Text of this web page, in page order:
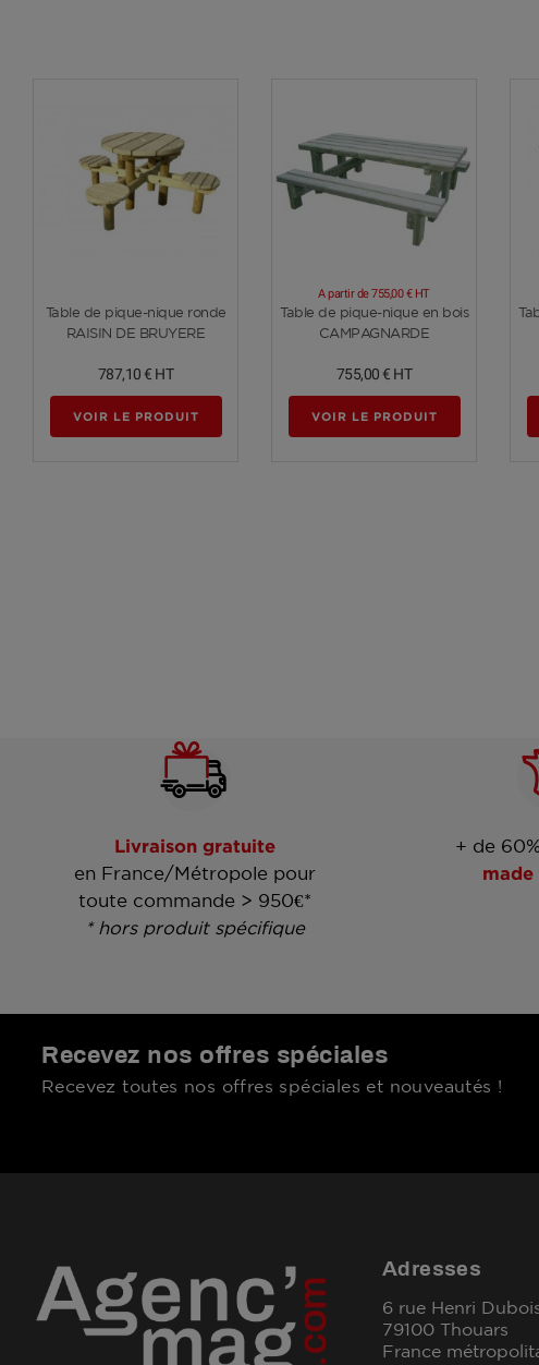
Voir plus
Table de pique-nique ronde
RAISIN DE BRUYERE
787,10 € HT
VOIR LE PRODUIT
Voir plus
Table de pique-nique en bois
CAMPAGNARDE
A partir de755,00 € HT
755,00 € HT
VOIR LE PRODUIT
Livraison gratuite
en France/Métropole pour
toute commande > 950€*
* hors produit spécifique
+ de
made
Recevez nos offres spéciales
Recevez toutes nos offres spéciales et nouveautés !
Adresses
6 rue Henri
79100 Thouars
France